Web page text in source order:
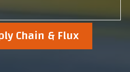
Chain & Flux